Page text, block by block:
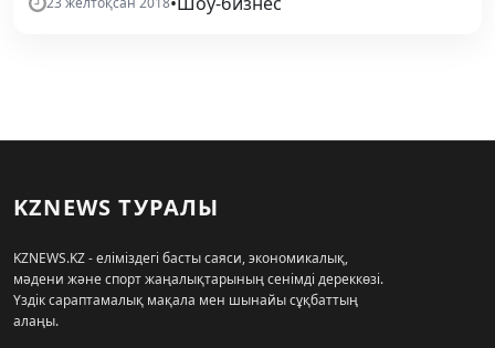
KZNEWS ТУРАЛЫ
KZNEWS.KZ - еліміздегі басты саяси, экономикалық,
мәдени және спорт жаңалықтарының сенімді дереккөзі.
Үздік сараптамалық мақала мен шынайы сұқбаттың
алаңы.